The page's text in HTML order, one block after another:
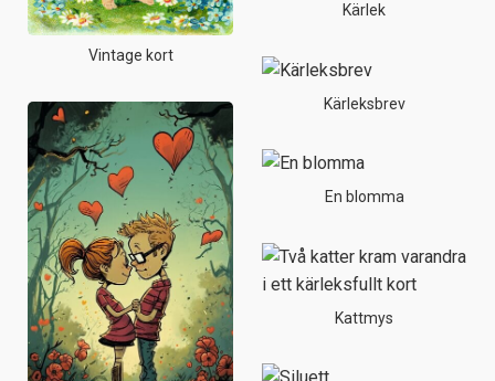
Vintage kort
Kärlek
Kärleksbrev
En blomma
Kattmys